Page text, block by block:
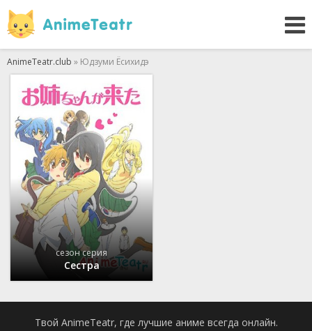
AnimeTeatr.club » Юдзуми Ёсихидэ
сезон серия
Сестра
Твой AnimeTeatr, где лучшие аниме всегда онлайн.